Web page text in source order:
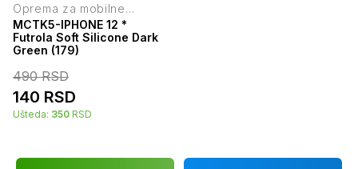
Oprema za mobilne
telefone
MCTK5-IPHONE 12 *
Futrola Soft Silicone Dark
Green (179)
490RSD
140 RSD
Ušteda: 350 RSD